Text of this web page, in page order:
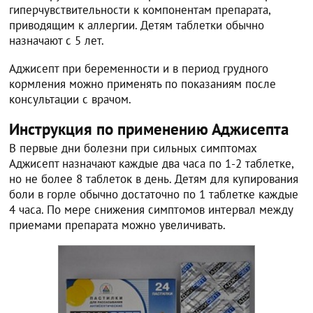
гиперчувствительности к компонентам препарата,
приводящим к аллергии. Детям таблетки обычно
назначают с 5 лет.
Аджисепт при беременности и в период грудного
кормления можно применять по показаниям после
консультации с врачом.
Инструкция по применению Аджисепта
В первые дни болезни при сильных симптомах
Аджисепт назначают каждые два часа по 1-2 таблетке,
но не более 8 таблеток в день. Детям для купирования
боли в горле обычно достаточно по 1 таблетке каждые
4 часа. По мере снижения симптомов интервал между
приемами препарата можно увеличивать.